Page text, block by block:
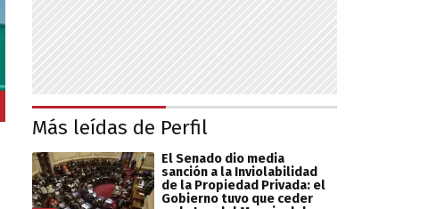
Más leídas de Perfil
El Senado dio media
sanción a la Inviolabilidad
de la Propiedad Privada: el
Gobierno tuvo que ceder